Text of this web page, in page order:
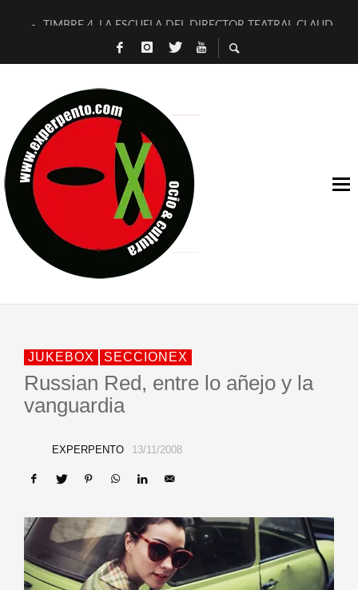
TIMBRE 4, LA ESCUELA DEL DIRECTOR TEATRAL CLAUDIO
30 AÑOS (NO ES NADA) DE LA KATARSIS DEL TOMATAZO
D’BALDOMEROS REINVENTAN [BITÁCORA 3.0] EN EXVITA
MARSHALL FLASH PRESENTA EN EXVITA [RELATIVA
JOFRE BARDAGÍ EN EXVITA INTERPRETANDO A SERRAT
YORCH PRESENTA [CURSO DE ARMONÍA PERSECUTORIA]
MAGALÍ SARE NOS EXPLICA [DESCASADA]
«NO TENGO PUTOS SUEÑOS»
JUKEBOX SECCIONEX
Russian Red, entre lo añejo y la
vanguardia
EXPERPENTO 13/11/2008